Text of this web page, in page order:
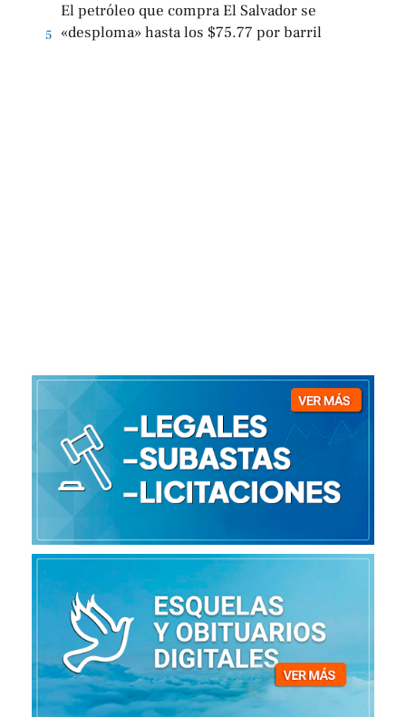
5
El petróleo que compra El Salvador se
«desploma» hasta los $75.77 por barril